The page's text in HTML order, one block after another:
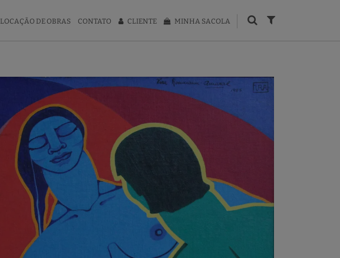
LOCAÇÃO DE OBRAS CONTATO CLIENTE MINHA SACOLA